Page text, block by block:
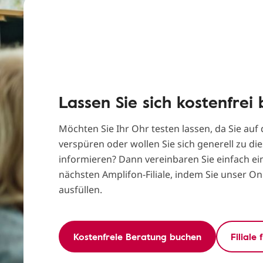
Lassen Sie sich
Möchten Sie Ihr Ohr testen lassen, da Sie auf
verspüren oder wollen Sie sich generell zu
informieren? Dann vereinbaren Sie einfach
nächsten Amplifon-Filiale, indem Sie unser
ausfüllen.
Kostenfreie Beratung buchen Filiale